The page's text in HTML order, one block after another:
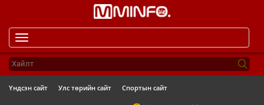
navigation
Үндсэн сайт Улс төрийн сайт Спортын сайт